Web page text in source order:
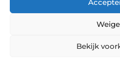
Bekijk
Copyright © 2023 Tok Tokkie